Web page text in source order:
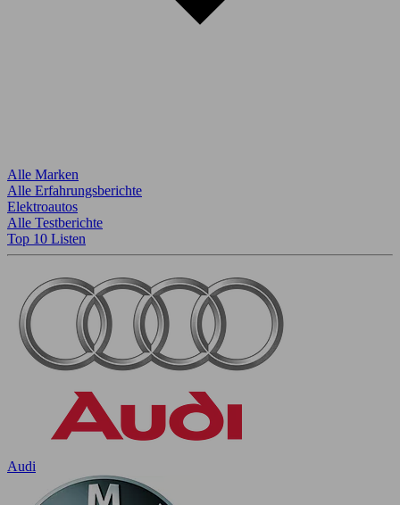
Alle Marken
Alle Erfahrungsberichte
Elektroautos
Alle Testberichte
Top 10 Listen
Audi